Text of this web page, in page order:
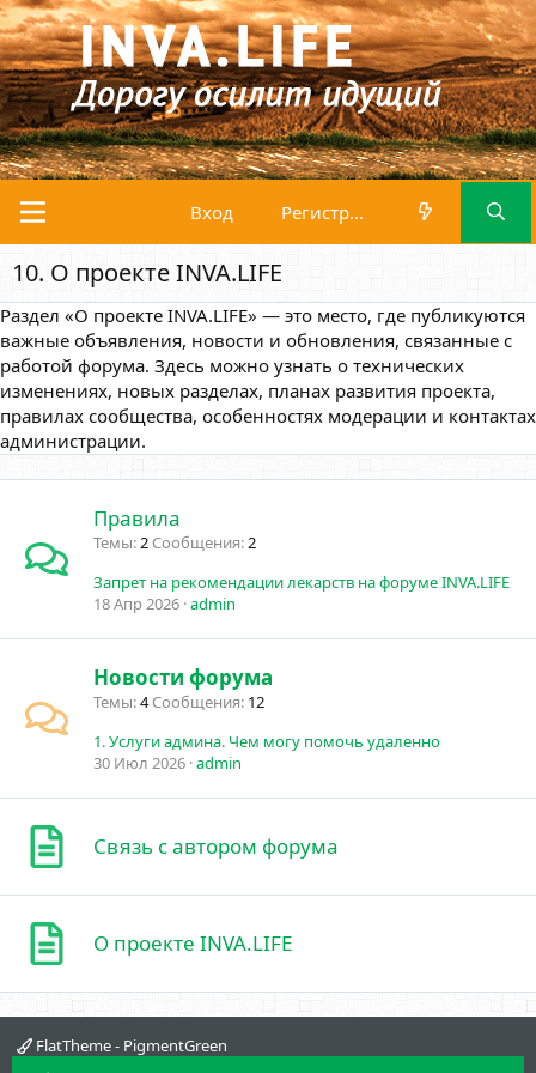
Вход Регистрация
10. О проекте INVA.LIFE
Раздел «О проекте INVA.LIFE» — это место, где публикуются
важные объявления, новости и обновления, связанные с
работой форума. Здесь можно узнать о технических
изменениях, новых разделах, планах развития проекта,
правилах сообщества, особенностях модерации и контактах
администрации.
Правила
Темы 2 Сообщения 2
Запрет на рекомендации лекарств на форуме INVA.LIFE
18 Апр 2026 admin
Новости форума
Темы 4 Сообщения 12
1. Услуги админа. Чем могу помочь удаленно
30 Июл 2026 admin
Связь с автором форума
О проекте INVA.LIFE
FlatTheme - PigmentGreen